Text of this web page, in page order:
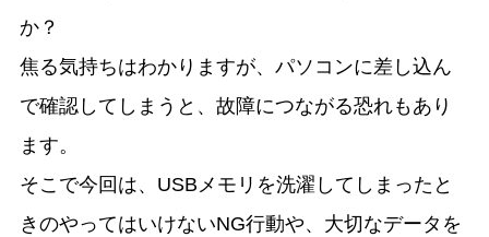
か？
焦る気持ちはわかりますが、パソコンに差し込ん
で確認してしまうと、故障につながる恐れもあり
ます。
そこで今回は、USBメモリを洗濯してしまったと
きのやってはいけないNG行動や、大切なデータを